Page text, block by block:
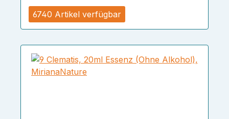
6740 Artikel verfügbar